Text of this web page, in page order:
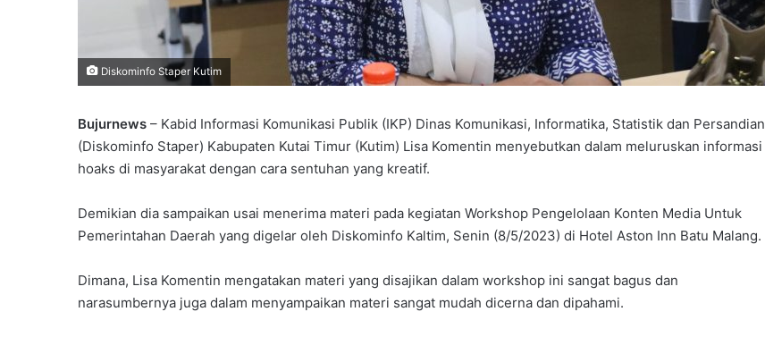
Diskominfo Staper Kutim
Bujurnews – Kabid Informasi Komunikasi Publik (IKP) Dinas Komunikasi, Informatika, Statistik dan Persandian
(Diskominfo Staper) Kabupaten Kutai Timur (Kutim) Lisa Komentin menyebutkan dalam meluruskan informasi
hoaks di masyarakat dengan cara sentuhan yang kreatif.
Demikian dia sampaikan usai menerima materi pada kegiatan Workshop Pengelolaan Konten Media Untuk
Pemerintahan Daerah yang digelar oleh Diskominfo Kaltim, Senin (8/5/2023) di Hotel Aston Inn Batu Malang.
Dimana, Lisa Komentin mengatakan materi yang disajikan dalam workshop ini sangat bagus dan
narasumbernya juga dalam menyampaikan materi sangat mudah dicerna dan dipahami.